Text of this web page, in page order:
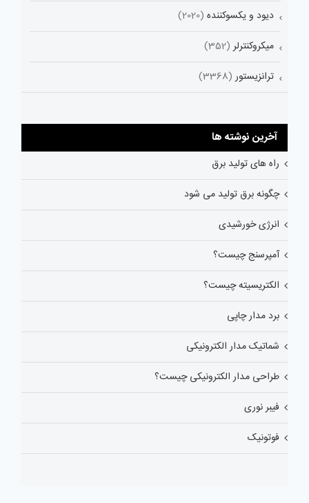
دیود و یکسوکننده (2020)
میکروکنترلر (352)
ترانزیستور (3368)
آخرین نوشته ها
راه های تولید برق
چگونه برق تولید می شود
انرژی خورشیدی
آمپرسنج چیست؟
الکتریسیته چیست؟
برد مدار چاپی
شماتیک مدار الکترونیکی
طراحی مدار الکترونیکی چیست؟
فیبر نوری
فوتونیک